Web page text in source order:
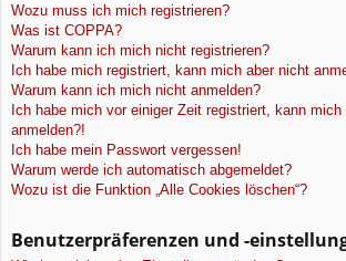
f
Wozu muss ich mich registrieren?
Was ist COPPA?
Warum kann ich mich nicht registrieren?
Ich habe mich registriert, kann mich aber nicht
Warum kann ich mich nicht anmelden?
Ich habe mich vor einiger Zeit registriert, kann
anmelden?!
Ich habe mein Passwort vergessen!
Warum werde ich automatisch abgemeldet?
Wozu ist die Funktion „Alle Cookies löschen“?
Benutzerpräferenzen und -